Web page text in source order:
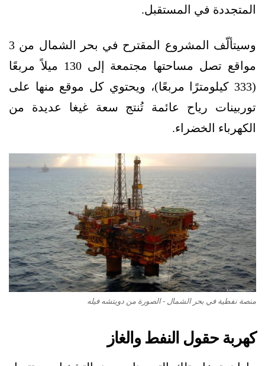
المتجددة في المستقبل.
وسيتألّف المشروع المقترح في بحر الشمال من 3
مواقع تصل مساحتها مجتمعة إلى 130 ميلاً مربعًا
(333 كيلومترًا مربعًا)، ويحتوي كل موقع منها على
توربينات رياح عائمة تُنتج سعة غيغا عديدة من
الكهرباء الخضراء.
منصة نفطية في بحر الشمال - الصورة من دويتشه فيله
كهربة حقول النفط والغاز